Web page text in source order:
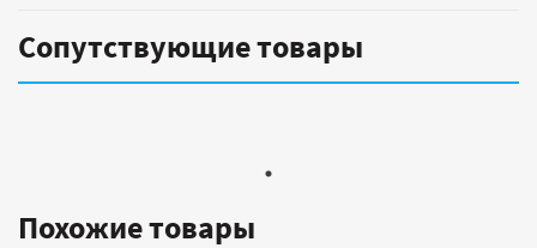
Сопутствующие товары
Похожие товары